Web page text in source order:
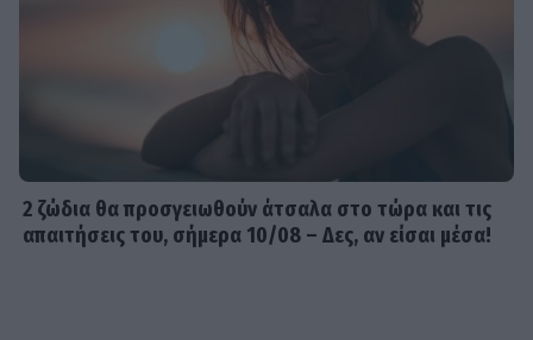
2 ζώδια θα προσγειωθούν άτσαλα στο τώρα και τις
απαιτήσεις του, σήμερα 10/08 – Δες, αν είσαι μέσα!